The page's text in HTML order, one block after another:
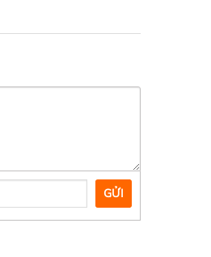
GỬI